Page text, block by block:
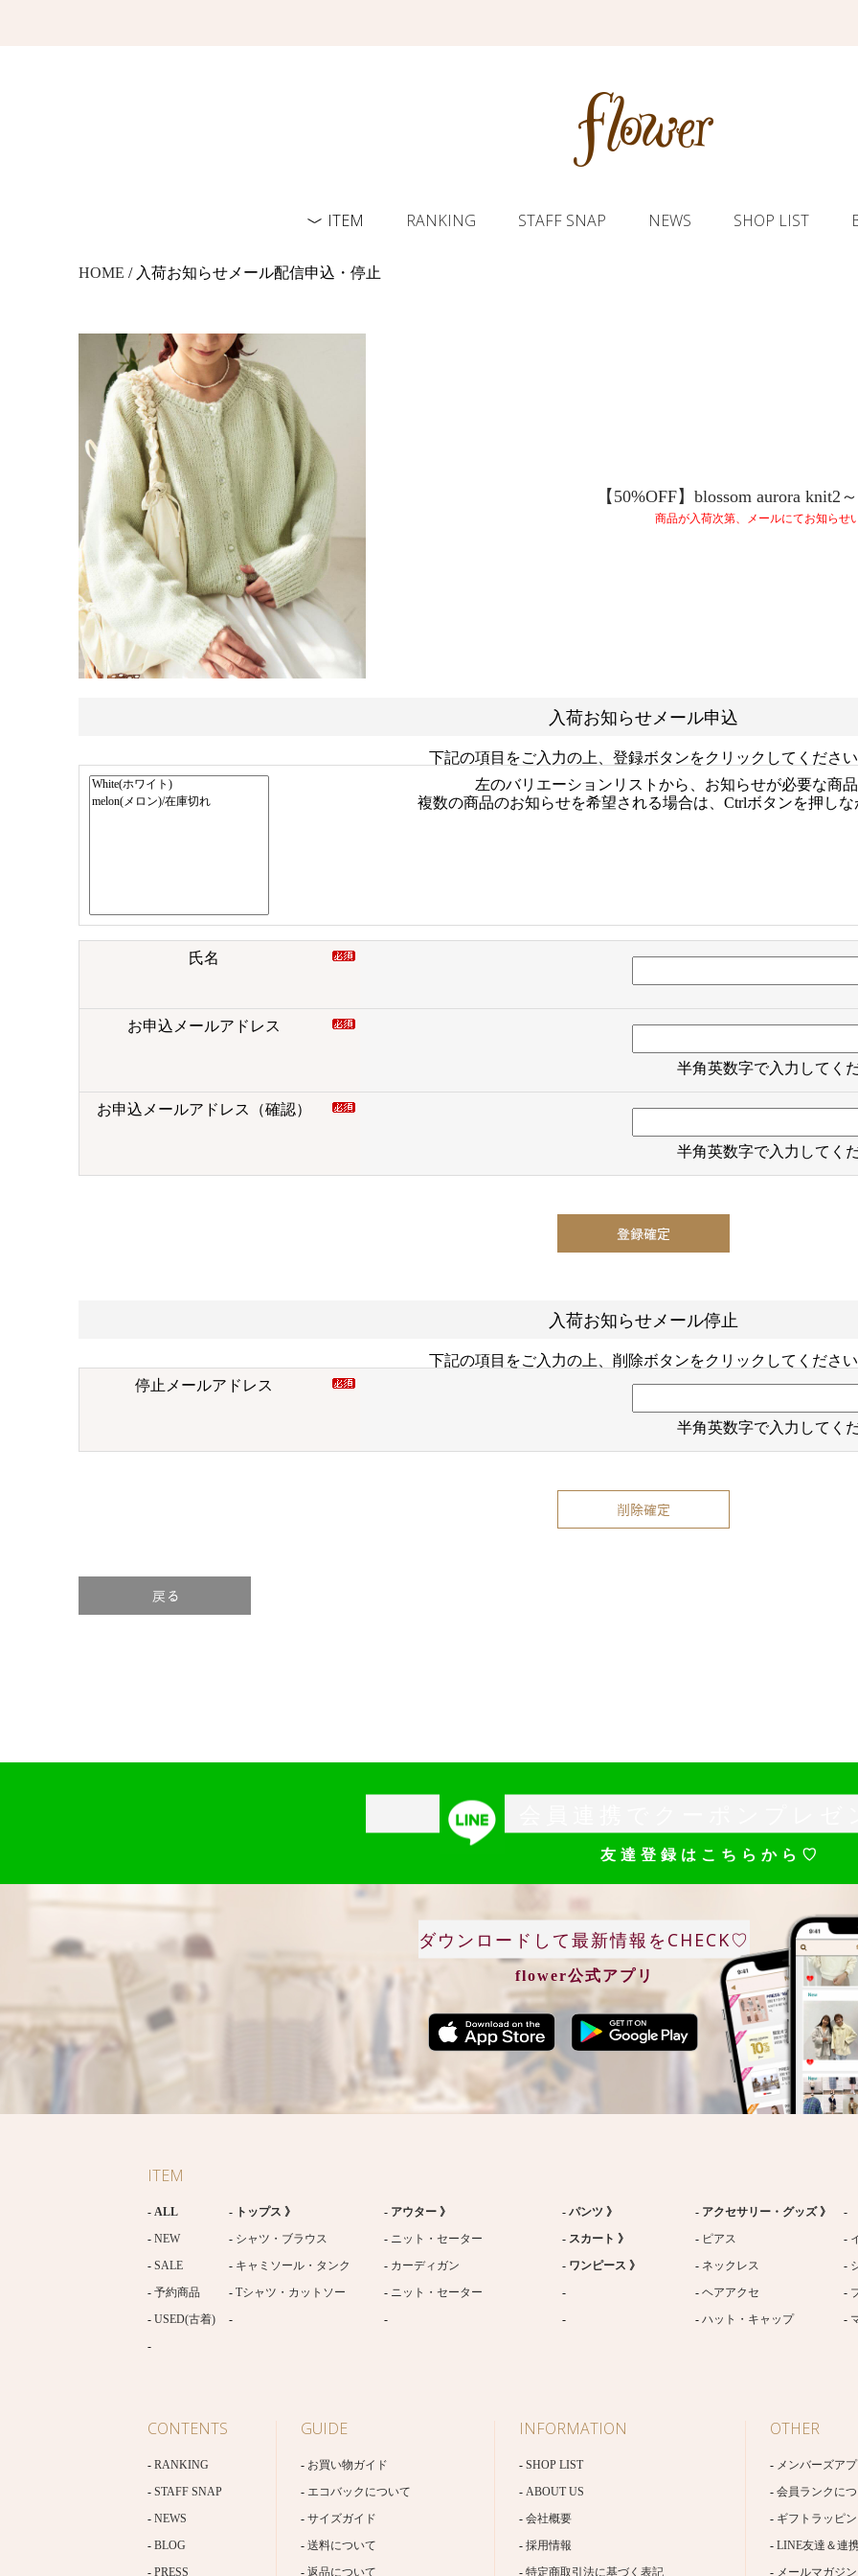
ITEM RANKING STAFF SNAP NEWS SHOP LIST
HOME / 入荷お知らせメール配信申込・停止
【50%OFF】blossom aurora knit2
商品が入荷次第、メールにてお知らせ
入荷お知らせメール申込
下記の項目をご入力の上、登録ボタンをクリックしてください
左のバリエーションリストから、お知らせが必要な商
複数の商品のお知らせを希望される場合は、Ctrlボタンを押し
氏名
お申込メールアドレス
半角英数字で入力してく
お申込メールアドレス（確認）
半角英数字で入力してく
入荷お知らせメール停止
下記の項目をご入力の上、削除ボタンをクリックしてください
停止メールアドレス
半角英数字で入力してく
友達登録はこちらから♡
ダウンロードして最新情報をCHECK♡
flower公式アプリ
ITEM
ALL トップス 》 アウター 》 パンツ 》
アクセサリー・グッズ 》
NEW
シャツ・ブラウス ニット・セーター スカート 》 ピアス
SALE
キャミソール・タンク カーディガン ワンピース 》 ネックレス
予約商品
Tシャツ・カットソー ニット・セーター ヘアアクセ
USED(古着)
ハット・キャップ
CONTENTS
RANKING
STAFF SNAP
NEWS
BLOG
PRESS
GUIDE
お買い物ガイド
エコバックについて
サイズガイド
送料について
返品について
INFORMATION
SHOP LIST
ABOUT US
会社概要
採用情報
特定商取引法に基づく表記
OTHER
メンバーズア
会員ランクに
ギフトラッピ
LINE友達＆連
メールマガジン